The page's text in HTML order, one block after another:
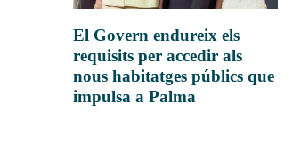
El Govern endureix els
requisits per accedir als
nous habitatges públics que
impulsa a Palma